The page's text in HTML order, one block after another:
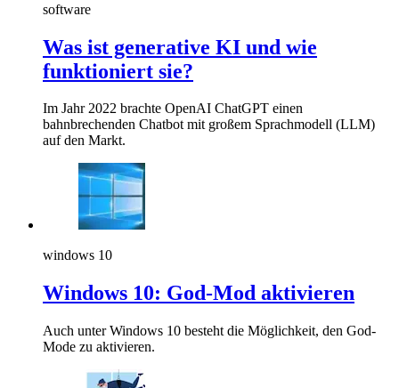
software
Was ist generative KI und wie
funktioniert sie?
Im Jahr 2022 brachte OpenAI ChatGPT einen
bahnbrechenden Chatbot mit großem Sprachmodell (LLM)
auf den Markt.
windows 10
Windows 10: God-Mod aktivieren
Auch unter Windows 10 besteht die Möglichkeit, den God-
Mode zu aktivieren.